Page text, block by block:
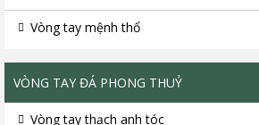
Vòng tay mệnh thổ
VÒNG TAY ĐÁ PHONG THUỶ
Vòng tay thạch anh tóc